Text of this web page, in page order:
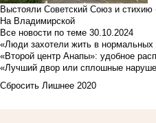
Выстояли Советский Союз и стихию
На Владимирской
Все новости по теме 30.10.2024
«Люди захотели жить в
«Второй центр Анапы»: удобное
«Лучший двор или сплошные
Сбросить Лишнее 2020